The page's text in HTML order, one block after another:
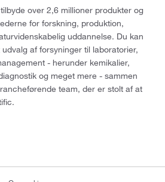
over 2,6 millioner produkter og
for forskning, produktion,
uddannelse. Du kan
af forsyninger til laboratorier,
- herunder kemikalier,
og meget mere - sammen
team, der er stolt af at